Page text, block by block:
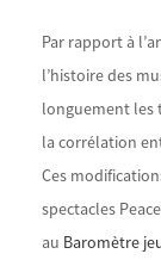
Par rapport à
l’histoire des
longuement les
la corrélation
Ces
spectacles
au Baromètre